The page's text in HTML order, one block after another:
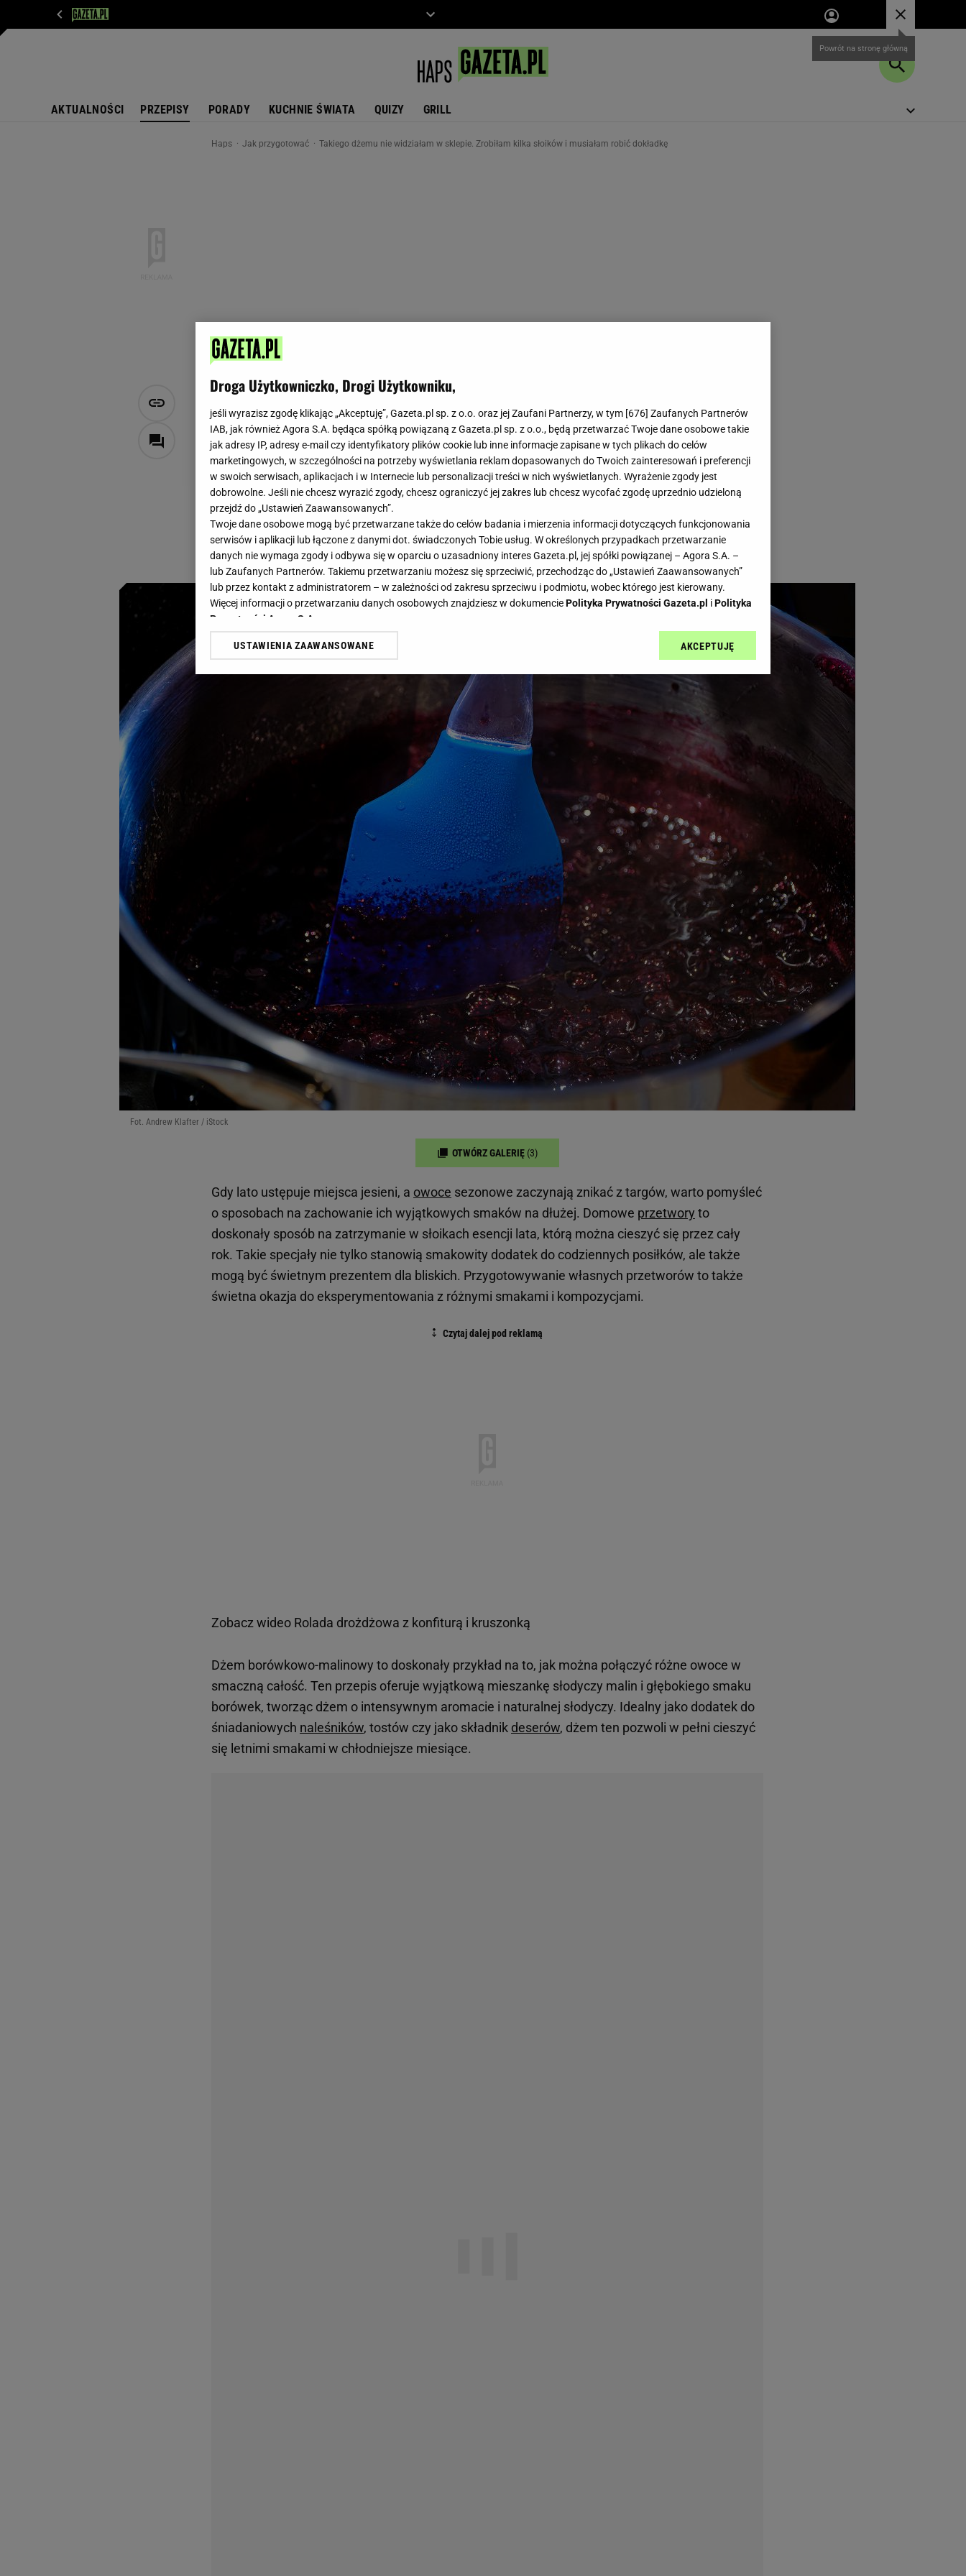
AKTUALNOŚCI PRZEPISY PORADY KUCHNIE ŚWIATA QUIZY GRILL
Haps Jak przygotować Takiego dżemu nie widziałam w sklepie. Zrobiłam kilka słoików i musiałam robić dokładkę
Takiego dżemu nie widziałam w sklepie. Zrobiłam kilka
słoików i musiałam robić dokładkę
Aleksandra Szponar
2 sierpnia 2024, 11:00
Robienie dżemów to w niektórych domach coroczna tradycja. Jeśli i w twoim domu to letni
punkt obowiązkowy, to koniecznie musisz zrobić ten przepis. Takiego dżemu nie widziałam
nigdzie, a świetnie komponuje się z naleśnikami i goframi.
Fot. Andrew Klafter / iStock
OTWÓRZ GALERIĘ (3)
Gdy lato ustępuje miejsca jesieni, a owoce sezonowe zaczynają znikać z targów, warto pomyśleć
o sposobach na zachowanie ich wyjątkowych smaków na dłużej. Domowe przetwory to
doskonały sposób na zatrzymanie w słoikach esencji lata, którą można cieszyć się przez cały
rok. Takie specjały nie tylko stanowią smakowity dodatek do codziennych posiłków, ale także
mogą być świetnym prezentem dla bliskich. Przygotowywanie własnych przetworów to także
świetna okazja do eksperymentowania z różnymi smakami i kompozycjami.
Zobacz wideo Rolada drożdżowa z konfiturą i kruszonką
Dżem borówkowo-malinowy to doskonały przykład na to, jak można połączyć różne owoce w
smaczną całość. Ten przepis oferuje wyjątkową mieszankę słodyczy malin i głębokiego smaku
borówek, tworząc dżem o intensywnym aromacie i naturalnej słodyczy. Idealny jako dodatek do
śniadaniowych naleśników, tostów czy jako składnik deserów, dżem ten pozwoli w pełni cieszyć
się letnimi smakami w chłodniejsze miesiące.
Droga Użytkowniczko, Drogi Użytkowniku,
jeśli wyrazisz zgodę klikając „Akceptuję”, Gazeta.pl sp. z o.o. oraz jej Zaufani Partnerzy, w tym [676] Zaufanych Partnerów
IAB, jak również Agora S.A. będąca spółką powiązaną z Gazeta.pl sp. z o.o., będą przetwarzać Twoje dane osobowe takie
jak adresy IP, adresy e-mail czy identyfikatory plików cookie lub inne informacje zapisane w tych plikach do celów
marketingowych, w szczególności na potrzeby wyświetlania reklam dopasowanych do Twoich zainteresowań i preferencji
w swoich serwisach, aplikacjach i w Internecie lub personalizacji treści w nich wyświetlanych. Wyrażenie zgody jest
dobrowolne. Jeśli nie chcesz wyrazić zgody, chcesz ograniczyć jej zakres lub chcesz wycofać zgodę uprzednio udzieloną
przejdź do „Ustawień Zaawansowanych”.
Twoje dane osobowe mogą być przetwarzane także do celów badania i mierzenia informacji dotyczących funkcjonowania
serwisów i aplikacji lub łączone z danymi dot. świadczonych Tobie usług. W określonych przypadkach przetwarzanie
danych nie wymaga zgody i odbywa się w oparciu o uzasadniony interes Gazeta.pl, jej spółki powiązanej – Agora S.A. –
lub Zaufanych Partnerów. Takiemu przetwarzaniu możesz się sprzeciwić, przechodząc do „Ustawień Zaawansowanych”
lub przez kontakt z administratorem – w zależności od zakresu sprzeciwu i podmiotu, wobec którego jest kierowany.
Więcej informacji o przetwarzaniu danych osobowych znajdziesz w dokumenciePolityka Prywatności Gazeta.pl iPolityka
Prywatności Agora S.A.
Klikając „Akceptuję” wyrażasz też zgodę na zainstalowanie i przechowywanie plików cookie Gazeta.pl sp. z o.o., jej
dotyczące plików cookie, wywołując narzędzie do zarządzania twoimi preferencjami dot. przetwarzania danych poprzez
odnośnik „Ustawienia prywatności ” w stopce serwisu i przechodząc do „Ustawień Zaawansowanych”. Zmiana ustawień
plików cookie możliwa jest także za pomocą ustawień przeglądarki.
My, nasi Zaufani Partnerzy i Agora S.A. możemy przetwarzać dane osobowe w następujących celach:
Użycie dokładnych danych geolokalizacyjnych. Aktywne skanowanie charakterystyki urządzenia do celów identyfikacji.
Przechowywanie informacji na urządzeniu lub dostęp do nich. Spersonalizowane reklamy i treści, pomiar reklam i treści,
badnie odbiorców i ulepszanie usług.
Lista Zaufanych Partnerów
USTAWIENIA ZAAWANSOWANE AKCEPTUJĘ